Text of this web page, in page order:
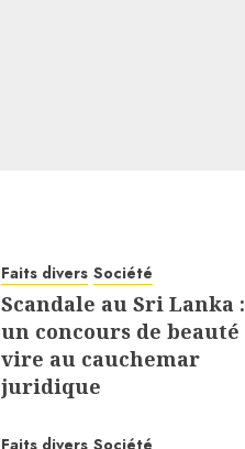
Faits divers Société
Scandale au Sri Lanka :
un concours de beauté
vire au cauchemar
juridique
Faits divers Société